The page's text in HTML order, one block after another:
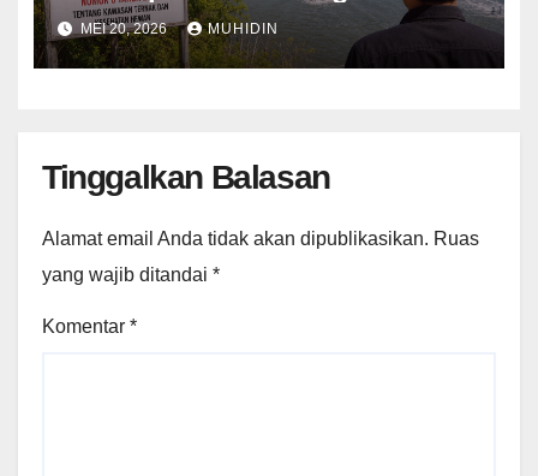
Tambak Udang
MEI 20, 2026 MUHIDIN
Tinggalkan Balasan
Alamat email Anda tidak akan dipublikasikan. Ruas
yang wajib ditandai *
Komentar *